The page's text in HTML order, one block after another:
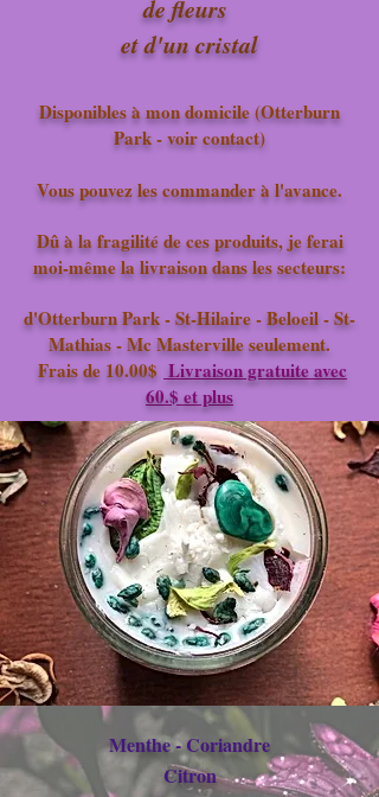
de fleurs
et d'un cristal
Disponibles à mon domicile (Otterburn
Park - voir contact)
Vous pouvez les commander à l'avance.
Dû à la fragilité de ces produits, je ferai
moi-même la livraison dans les secteurs:
d'Otterburn Park - St-Hilaire - Beloeil - St-
Mathias - Mc Masterville seulement.
Frais de 10.00$ Livraison gratuite avec
60.$ et plus
Menthe - Coriandre
Citron